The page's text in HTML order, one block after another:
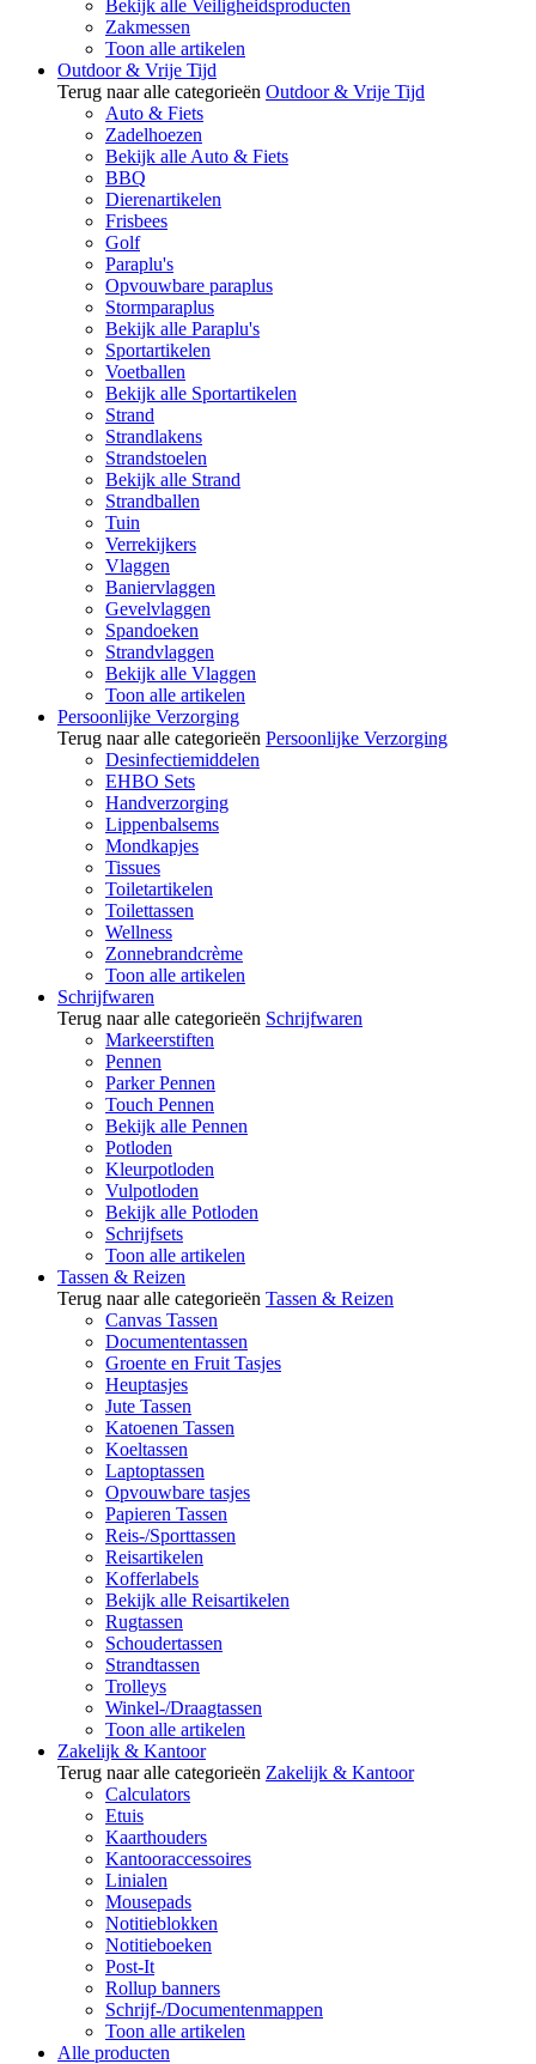
Bekijk alle Veiligheidsproducten
Zakmessen
Toon alle artikelen
Outdoor & Vrije Tijd
Terug naar alle categorieën Outdoor & Vrije Tijd
Auto & Fiets
Zadelhoezen
Bekijk alle Auto & Fiets
BBQ
Dierenartikelen
Frisbees
Golf
Paraplu's
Opvouwbare paraplus
Stormparaplus
Bekijk alle Paraplu's
Sportartikelen
Voetballen
Bekijk alle Sportartikelen
Strand
Strandlakens
Strandstoelen
Bekijk alle Strand
Strandballen
Tuin
Verrekijkers
Vlaggen
Baniervlaggen
Gevelvlaggen
Spandoeken
Strandvlaggen
Bekijk alle Vlaggen
Toon alle artikelen
Persoonlijke Verzorging
Terug naar alle categorieën Persoonlijke Verzorging
Desinfectiemiddelen
EHBO Sets
Handverzorging
Lippenbalsems
Mondkapjes
Tissues
Toiletartikelen
Toilettassen
Wellness
Zonnebrandcrème
Toon alle artikelen
Schrijfwaren
Terug naar alle categorieën Schrijfwaren
Markeerstiften
Pennen
Parker Pennen
Touch Pennen
Bekijk alle Pennen
Potloden
Kleurpotloden
Vulpotloden
Bekijk alle Potloden
Schrijfsets
Toon alle artikelen
Tassen & Reizen
Terug naar alle categorieën Tassen & Reizen
Canvas Tassen
Documententassen
Groente en Fruit Tasjes
Heuptasjes
Jute Tassen
Katoenen Tassen
Koeltassen
Laptoptassen
Opvouwbare tasjes
Papieren Tassen
Reis-/Sporttassen
Reisartikelen
Kofferlabels
Bekijk alle Reisartikelen
Rugtassen
Schoudertassen
Strandtassen
Trolleys
Winkel-/Draagtassen
Toon alle artikelen
Zakelijk & Kantoor
Terug naar alle categorieën Zakelijk & Kantoor
Calculators
Etuis
Kaarthouders
Kantooraccessoires
Linialen
Mousepads
Notitieblokken
Notitieboeken
Post-It
Rollup banners
Schrijf-/Documentenmappen
Toon alle artikelen
Alle producten